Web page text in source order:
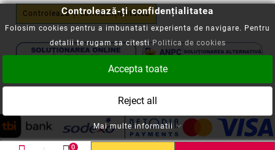
Controlează-ți confidențialitatea
Copyright © 2008-2026 - Cartuseria.ro
Politica SOL
0
Controlează-ți confidențialitatea
Folosim cookies pentru a imbunatati experienta de navigare. Pentru
detalii te rugam sa citestiPolitica de cookies
Accepta toate
Reject all
Mai multe informatii